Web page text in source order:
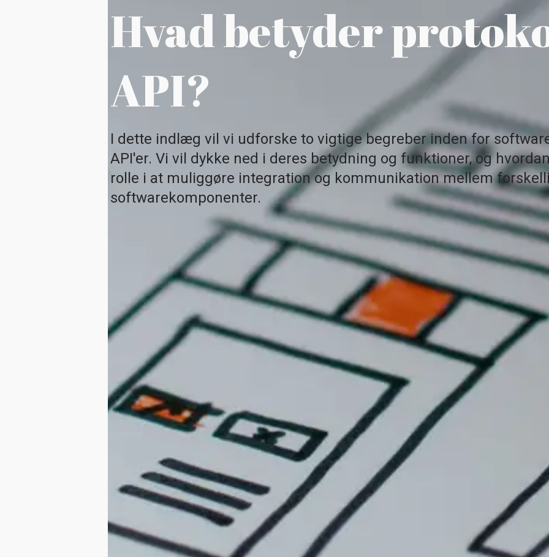
Hvad betyder
API?
I dette indlæg vil vi udforske to vigtige begreber inden for
API'er. Vi vil dykke ned i deres betydning og funktioner, og
rolle i at muliggøre integration og kommunikation mellem
softwarekomponenter.